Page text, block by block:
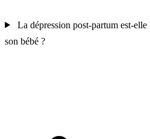
La dépression post-partum est-
son bébé ?